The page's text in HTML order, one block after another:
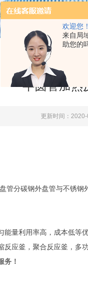
欢迎您！
来自局
助您的
半圆管加热
更新时间：
管分碳钢外盘管与不锈
量利用率高，成本低等优
应釜，聚合反应釜，多
务！